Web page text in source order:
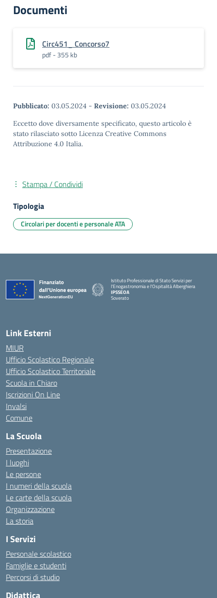
Documenti
Circ451_ Concorso7
pdf - 355 kb
Pubblicato: 03.05.2024 - Revisione: 03.05.2024
Eccetto dove diversamente specificato, questo articolo è
stato rilasciato sotto Licenza Creative Commons
Attribuzione 4.0 Italia.
Stampa / Condividi
Tipologia
Circolari per docenti e personale ATA
Istituto Professionale di Stato Servizi per
l'Enogastronomia e l'Ospitalità Alberghiera
IPSSEOA
Soverato
Link Esterni
MIUR
Ufficio Scolastico Regionale
Ufficio Scolastico Territoriale
Scuola in Chiaro
Iscrizioni On Line
Invalsi
Comune
La Scuola
Presentazione
I luoghi
Le persone
I numeri della scuola
Le carte della scuola
Organizzazione
La storia
I Servizi
Personale scolastico
Famiglie e studenti
Percorsi di studio
Didattica